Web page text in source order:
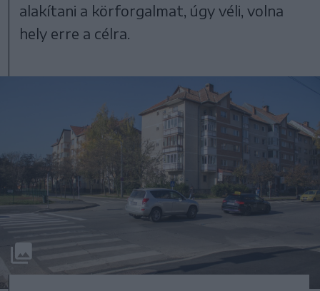
alakítani a körforgalmat, úgy véli, volna
hely erre a célra.